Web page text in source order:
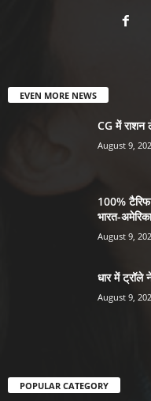
EVEN MORE NEWS
CG में राशन
August 9,
100%
भारत-
August 9,
धार में ट्रॉले
August 9,
POPULAR CATEGORY